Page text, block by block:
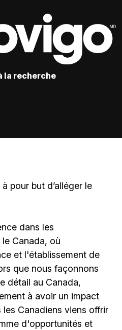
la recherche
pour but d’alléger le
dans les
Canada, où
et l'établissement de
que nous façonnons
détail au Canada,
à avoir un impact
Canadiens viens offrir
d'opportunités et